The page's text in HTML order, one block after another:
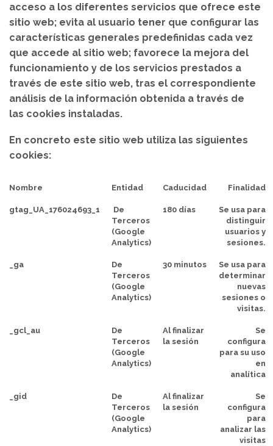
acceso a los diferentes servicios que ofrece este
sitio web; evita al usuario tener que configurar las
características generales predefinidas cada vez
que accede al sitio web; favorece la mejora del
funcionamiento y de los servicios prestados a
través de este sitio web, tras el correspondiente
análisis de la información obtenida a través de
las cookies instaladas.
En concreto este sitio web utiliza las siguientes
cookies:
Nombre Entidad Caducidad Finalidad
gtag_UA_176024693_1
De
Terceros
(Google
Analytics)
180 días
Se usa para
distinguir
usuarios y
sesiones.
_ga
De
Terceros
(Google
Analytics)
30 minutos
Se usa para
determinar
nuevas
sesiones o
visitas.
_gcl_au
De
Terceros
(Google
Analytics)
Al finalizar
la sesión
Se
configura
para su uso
en
analítica
_gid
De
Terceros
(Google
Analytics)
Al finalizar
la sesión
Se
configura
para
analizar las
visitas